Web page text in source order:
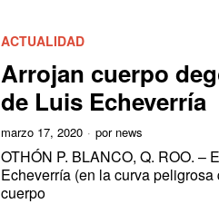
ACTUALIDAD
Arrojan cuerpo
de Luis Echeverría
marzo 17, 2020 por news
OTHÓN P. BLANCO, Q. ROO. –
Echeverría (en la curva
cuerpo